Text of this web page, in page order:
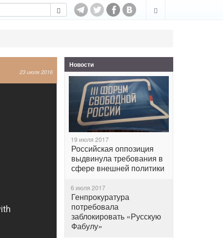
23 июля 2016
Новости
19 июля 2017
Российская оппозиция
выдвинула требования в
сфере внешней политики
6 июля 2017
Генпрокуратура
потребовала
заблокировать «Русскую
Фабулу»